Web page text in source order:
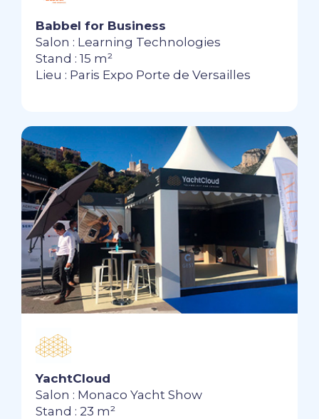
Babbel for Business
Salon : Learning Technologies
Stand : 15 m²
Lieu : Paris Expo Porte de Versailles
YachtCloud
Salon : Monaco Yacht Show
Stand : 23 m²